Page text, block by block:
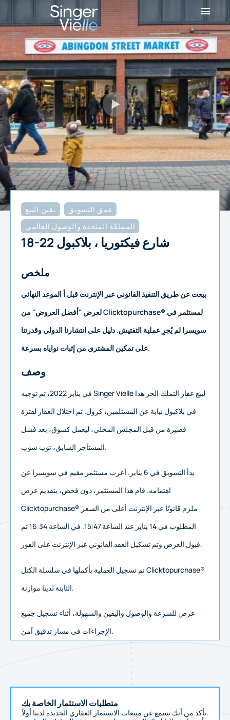
يقين البيع عمق التسويق
المملكة المتحدة والوصول العالمي
18-22 شارع فيكتوريا ، بلاكبول
ملخص
بيعت عن طريق التنفيذ القانوني عبر الإنترنت قبل أالموعد النهائي
لعرض "أفضل العروض" من Clicktopurchase® لمستثمر في
سويسرا لم يُجرِ عملية التفتيش. دليل على انتشارنا الدولي وقدرتنا
على تمكين المشتري من إثبات نواياه بسرعة.
وصف
في يناير 2022، تم توجيه Singer Vielle لبيع عقار التملك الحر هذا
في بلاكبول نيابة عن المستلمين، كرول. تم احتلال العقار لفترة
قصيرة من قبل المجلس المحلي، ليعمل كسوق، بعد فشل
المستأجر السابق، توب شوب.
بدأ التسويق في 6 يناير. أعرب مستثمر مقيم في سويسرا عن
اهتمامه. قام هذا المستثمر، دون فحص، بتقديم عرض
Clicktopurchase® ملزم قانونًا عبر الإنترنت أعلى من السعر
المطلوب في 14 يناير عند الساعة 15:47.
في الساعة 16:34 تم
قبول العرض وتم تشكيل العقد القانوني عبر الإنترنت على الفور.
تم تسجيل العملية بأكملها في سلسلة الكتل Clicktopurchase®
الثابتة لديناموازنة.
عرض للسرعة والوصول واليقين والسهولة، أثناء تسجيل جميع
الإجراءات في مسار تدقيق آمن.
متطلبات الاستثمار الخاصة بك
تأكد من أنك تسمع عن مبيعات الاستثمار العقاري الجديدة لدينا أولاً.